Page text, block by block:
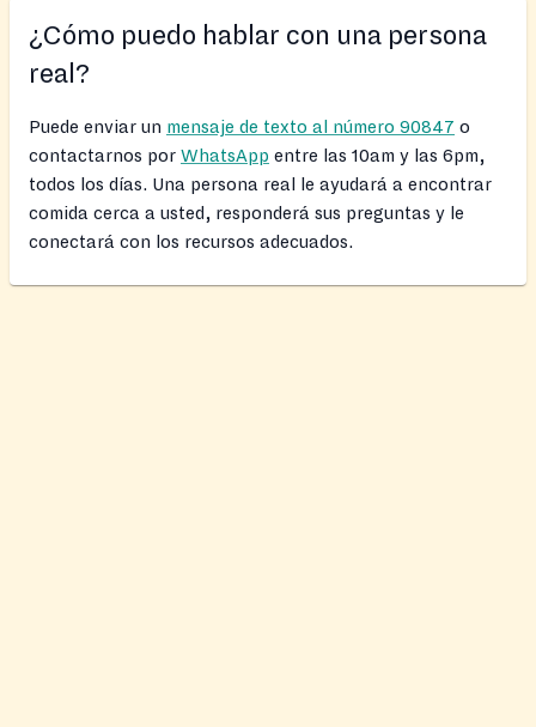
¿Cómo puedo hablar con una persona
real?
Puede enviar un mensaje de texto al número 90847 o
contactarnos por WhatsApp entre las 10am y las 6pm,
todos los días. Una persona real le ayudará a encontrar
comida cerca a usted, responderá sus preguntas y le
conectará con los recursos adecuados.